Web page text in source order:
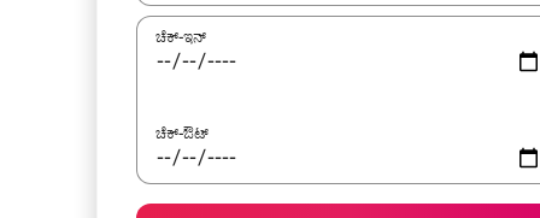
ಚೆಕ್-ಇನ್
ಚೆಕ್-ಔಟ್